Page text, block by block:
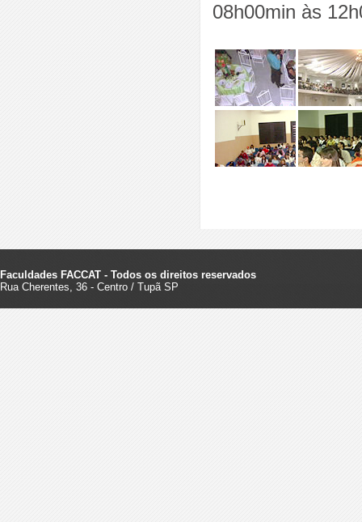
08h00min às
Faculdades FACCAT - Todos os direitos reservados
Rua Cherentes, 36 - Centro / Tupã SP